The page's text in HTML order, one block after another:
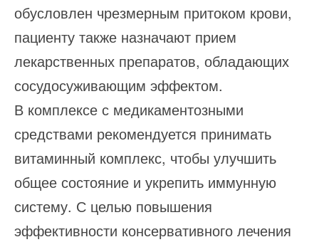
обусловлен чрезмерным притоком крови,
пациенту также назначают прием
лекарственных препаратов, обладающих
сосудосуживающим эффектом.
В комплексе с медикаментозными
средствами рекомендуется принимать
витаминный комплекс, чтобы улучшить
общее состояние и укрепить иммунную
систему. С целью повышения
эффективности консервативного лечения